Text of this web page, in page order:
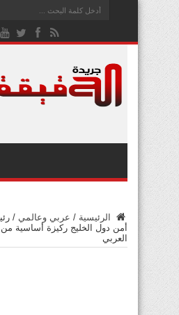
الرئيسية / عربي وعالمي /
أمن دول الخليج ركيزة أساسية من
العربي